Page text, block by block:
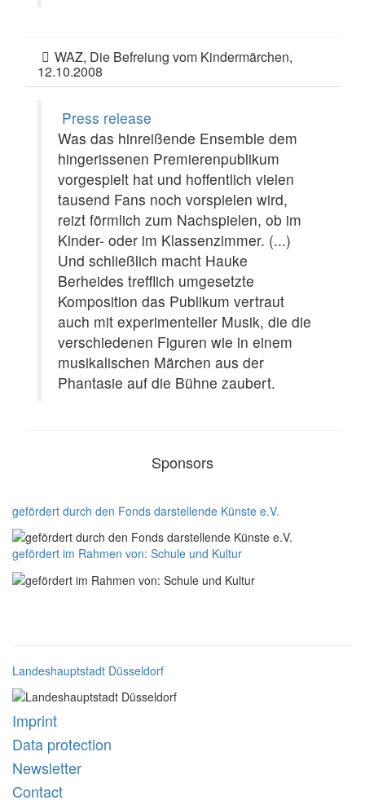
WAZ, Die Befreiung vom Kindermärchen,
12.10.2008
Press release
Was das hinreißende Ensemble dem
hingerissenen Premierenpublikum
vorgespielt hat und hoffentlich vielen
tausend Fans noch vorspielen wird,
reizt förmlich zum Nachspielen, ob im
Kinder- oder im Klassenzimmer. (...)
Und schließlich macht Hauke
Berheides trefflich umgesetzte
Komposition das Publikum vertraut
auch mit experimenteller Musik, die die
verschiedenen Figuren wie in einem
musikalischen Märchen aus der
Phantasie auf die Bühne zaubert.
Sponsors
gefördert durch den Fonds darstellende Künste e.V.
gefördert im Rahmen von: Schule und Kultur
Landeshauptstadt Düsseldorf
Imprint
Data protection
Newsletter
Contact